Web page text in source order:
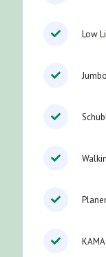
Low